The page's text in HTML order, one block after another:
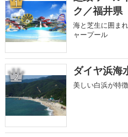
1
ク／福井県
海と芝生に囲ま
ャープール
2 ダイヤ浜海
美しい白浜が特